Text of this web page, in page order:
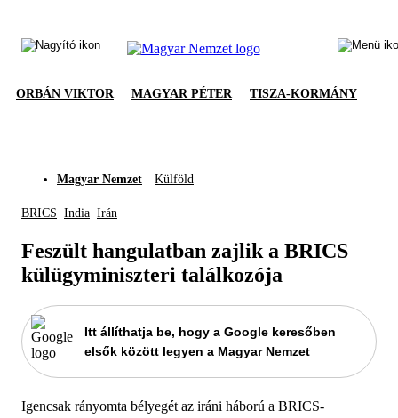
ORBÁN VIKTOR MAGYAR PÉTER TISZA-KORMÁNY
Magyar Nemzet Külföld
BRICS India Irán
Feszült hangulatban zajlik a BRICS
külügyminiszteri találkozója
Itt állíthatja be, hogy a Google keresőben
elsők között legyen a Magyar Nemzet
Igencsak rányomta bélyegét az iráni háború a BRICS-